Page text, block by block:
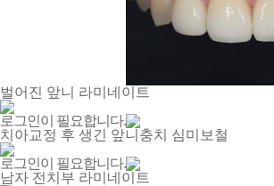
벌어진 앞니 라미네이트
로그인이 필요합니다.
치아교정 후 생긴 앞니충치 심미보철
로그인이 필요합니다.
남자 전치부 라미네이트